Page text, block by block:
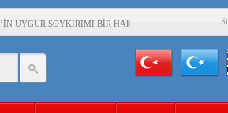
UYGUR SOYKIRIMI BİR HAKİKATTIR!
POSTMODERN BİR SOYKIRIMDIR!
TÜRKİSTAN BİZİM KIRMIZI ÇİZGİMİZDİR!”
TÜRKİSTAN